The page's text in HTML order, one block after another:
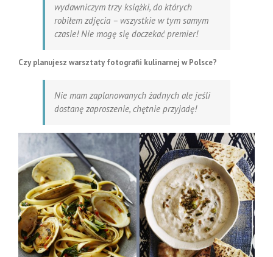
wydawniczym trzy książki, do których
robiłem zdjęcia – wszystkie w tym samym
czasie! Nie mogę się doczekać premier!
Czy planujesz warsztaty fotografii kulinarnej w Polsce?
Nie mam zaplanowanych żadnych ale jeśli
dostanę zaproszenie, chętnie przyjadę!